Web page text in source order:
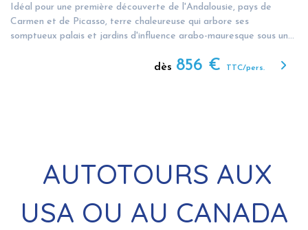
Idéal pour une première découverte de l'Andalousie, pays de
Carmen et de Picasso, terre chaleureuse qui arbore ses
somptueux palais et jardins d'influence arabo-mauresque sous un...
dès 856 € TTC/pers.
AUTOTOURS AUX
USA OU AU CANADA